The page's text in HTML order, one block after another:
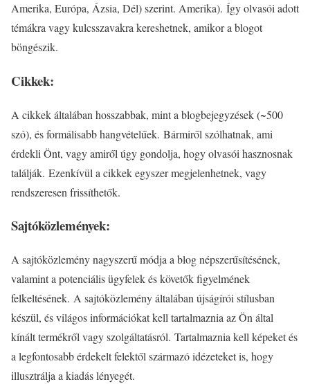
Amerika, Európa, Ázsia, Dél) szerint. Amerika). Így olvasói adott
témákra vagy kulcsszavakra kereshetnek, amikor a blogot
böngészik.
Cikkek:
A cikkek általában hosszabbak, mint a blogbejegyzések (~500
szó), és formálisabb hangvételűek. Bármiről szólhatnak, ami
érdekli Önt, vagy amiről úgy gondolja, hogy olvasói hasznosnak
találják. Ezenkívül a cikkek egyszer megjelenhetnek, vagy
rendszeresen frissíthetők.
Sajtóközlemények:
A sajtóközlemény nagyszerű módja a blog népszerűsítésének,
valamint a potenciális ügyfelek és követők figyelmének
felkeltésének. A sajtóközlemény általában újságírói stílusban
készül, és világos információkat kell tartalmaznia az Ön által
kínált termékről vagy szolgáltatásról. Tartalmaznia kell képeket és
a legfontosabb érdekelt felektől származó idézeteket is, hogy
illusztrálja a kiadás lényegét.